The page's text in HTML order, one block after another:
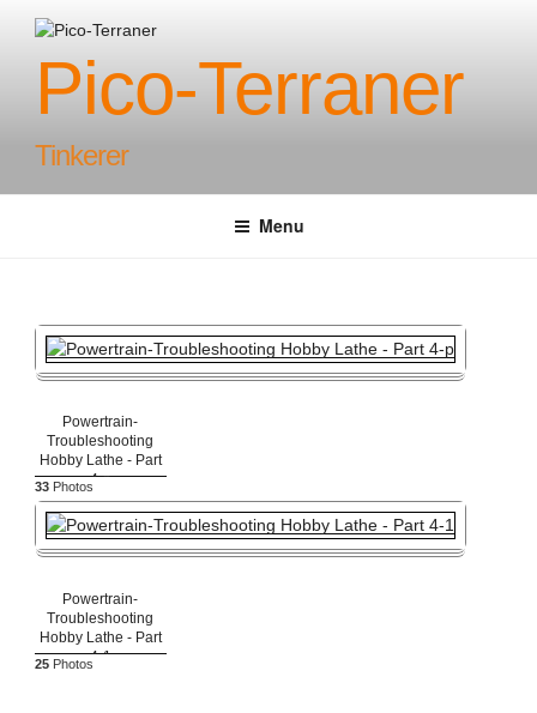
contentPico-Terraner
Tinkerer
Menu
Powertrain-
Troubleshooting
Hobby Lathe - Part
4-p
33Photos
Powertrain-
Troubleshooting
Hobby Lathe - Part
4-1
25Photos